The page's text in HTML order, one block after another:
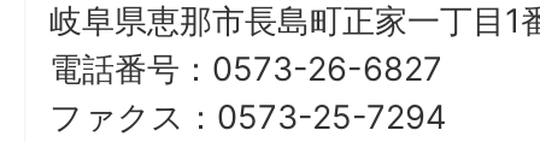
岐阜県恵那市長島町正家一丁目
電話番号：0573-26-6827
ファクス：0573-25-7294